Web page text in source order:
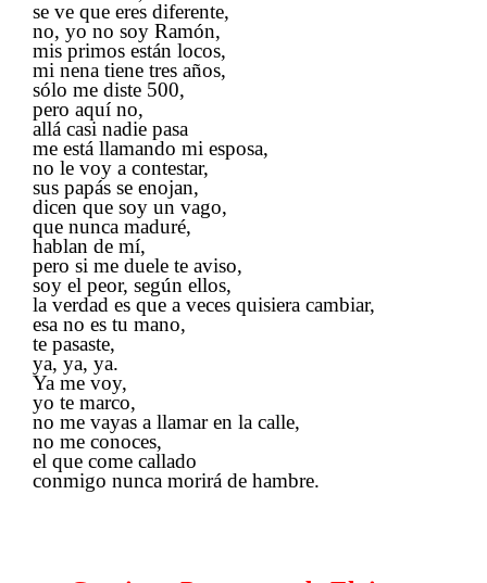
se ve que eres diferente,
no, yo no soy Ramón,
mis primos están locos,
mi nena tiene tres años,
sólo me diste 500,
pero aquí no,
allá casi nadie pasa
me está llamando mi esposa,
no le voy a contestar,
sus papás se enojan,
dicen que soy un vago,
que nunca maduré,
hablan de mí,
pero si me duele te aviso,
soy el peor, según ellos,
la verdad es que a veces quisiera cambiar,
esa no es tu mano,
te pasaste,
ya, ya, ya.
Ya me voy,
yo te marco,
no me vayas a llamar en la calle,
no me conoces,
el que come callado
conmigo nunca morirá de hambre.